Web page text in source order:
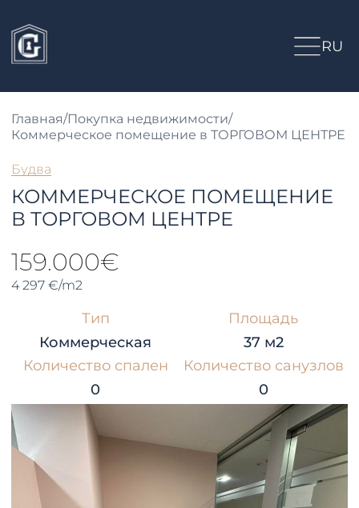
RU
Главная/Покупка недвижимости/
Коммерческое помещение в ТОРГОВОМ ЦЕНТРЕ
Будва
КОММЕРЧЕСКОЕ ПОМЕЩЕНИЕ
В ТОРГОВОМ ЦЕНТРЕ
159.000€
4 297 €/m2
Тип
Коммерческая
Площадь
37 м2
Количество спален
0
Количество санузлов
0